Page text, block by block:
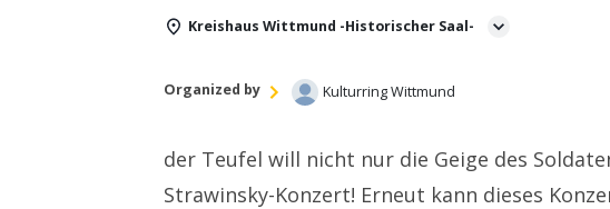
Kreishaus Wittmund -Historischer Saal-
Organized by Kulturring Wittmund
der Teufel will nicht nur die Geige des
Strawinsky-Konzert! Erneut kann dieses